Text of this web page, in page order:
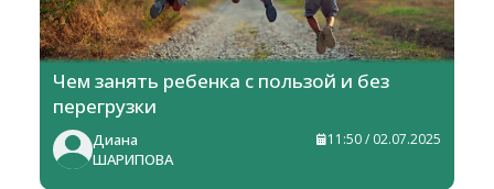
Чем занять ребенка с пользой и без
перегрузки
Диана
ШАРИПОВА
11:50 / 02.07.2025